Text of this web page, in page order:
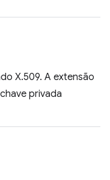
X.509. A extensão
privada